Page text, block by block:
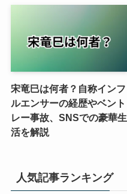
宋竜巳は何者？自称インフ
ルエンサーの経歴やベント
レー事故、SNSでの豪華生
活を解説
人気記事ランキング